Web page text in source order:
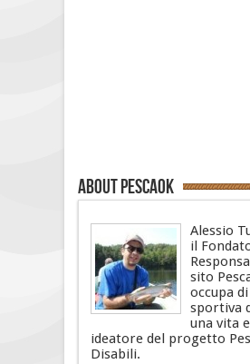
About PescaOk
Alessio
il
sito
occupa
sportiva
una vita
ideatore del progetto
Disabili.